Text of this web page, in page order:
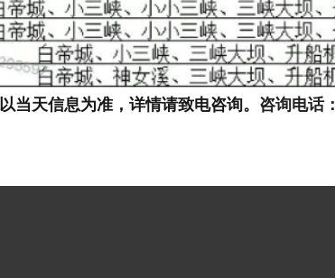
当天信息为准，详情请致电咨询。 咨询电话：